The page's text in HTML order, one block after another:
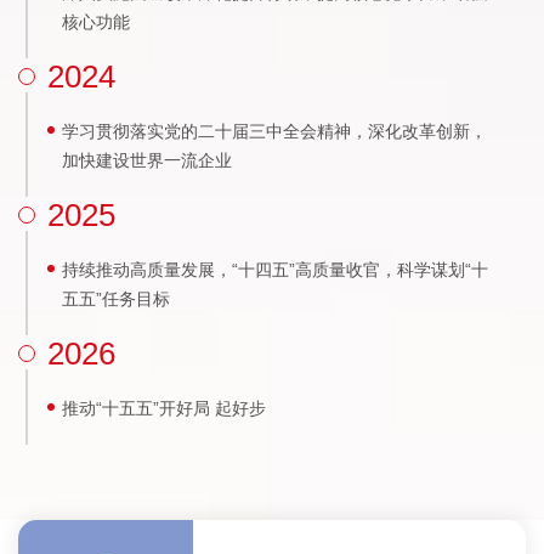
核心功能
2024
学习贯彻落实党的二十届三中全会精神，深化改革创新，
加快建设世界一流企业
2025
持续推动高质量发展，“十四五”高质量收官，科学谋划“十
五五”任务目标
2026
推动“十五五”开好局 起好步